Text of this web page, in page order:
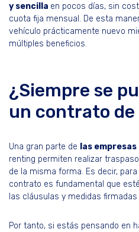
y sencilla en pocos días, sin
cuota fija mensual. De esta
vehículo prácticamente nuevo
múltiples beneficios.
¿Siempre se
un contrato
Una gran parte de las empresas
renting permiten realizar
de la misma forma. Es decir,
contrato es fundamental que
las cláusulas y medidas
Por tanto, si estás pensando en